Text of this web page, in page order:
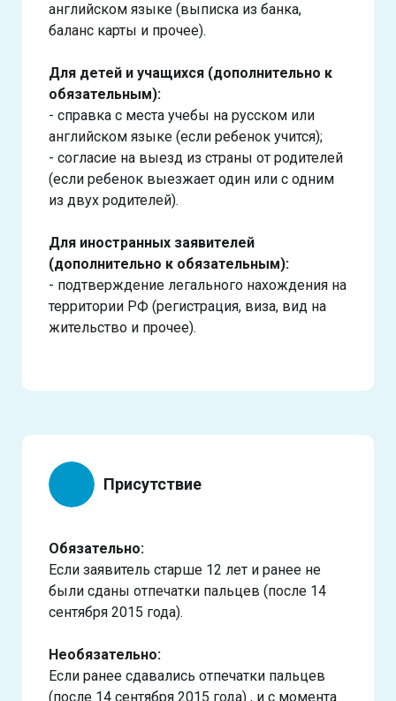
английском языке (выписка из банка,
баланс карты и прочее).
Для детей и учащихся (дополнительно к
обязательным):
- справка с места учебы на русском или
английском языке (если ребенок учится);
- согласие на выезд из страны от родителей
(если ребенок выезжает один или с одним
из двух родителей).
Для иностранных заявителей
(дополнительно к обязательным):
- подтверждение легального нахождения на
территории РФ (регистрация, виза, вид на
жительство и прочее).
Присутствие
Обязательно:
Если заявитель старше 12 лет и ранее не
были сданы отпечатки пальцев (после 14
сентября 2015 года).
Необязательно:
Если ранее сдавались отпечатки пальцев
(после 14 сентября 2015 года) , и с момента